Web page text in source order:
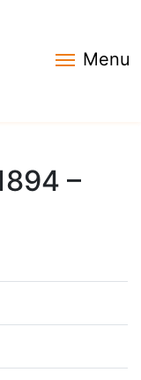
Menu
–